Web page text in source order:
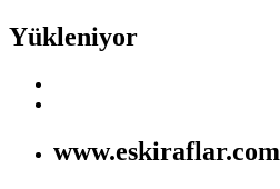
Yükleniyor
www.eskiraflar.com